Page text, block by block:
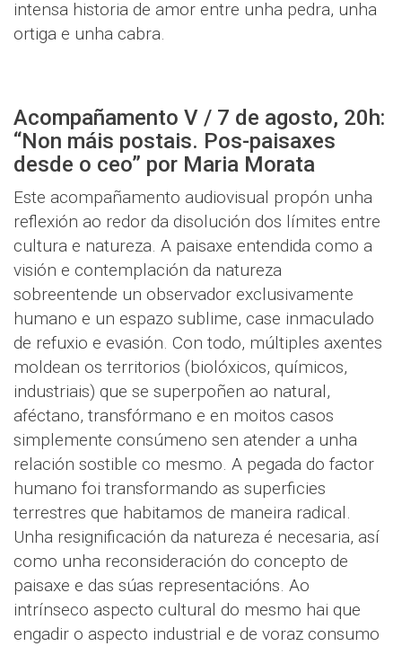
intensa historia de amor entre unha pedra, unha
ortiga e unha cabra.
Acompañamento V / 7 de agosto, 20h:
“Non máis postais. Pos-paisaxes
desde o ceo” por Maria Morata
Este acompañamento audiovisual propón unha
reflexión ao redor da disolución dos límites entre
cultura e natureza. A paisaxe entendida como a
visión e contemplación da natureza
sobreentende un observador exclusivamente
humano e un espazo sublime, case inmaculado
de refuxio e evasión. Con todo, múltiples axentes
moldean os territorios (biolóxicos, químicos,
industriais) que se superpoñen ao natural,
aféctano, transfórmano e en moitos casos
simplemente consúmeno sen atender a unha
relación sostible co mesmo. A pegada do factor
humano foi transformando as superficies
terrestres que habitamos de maneira radical.
Unha resignificación da natureza é necesaria, así
como unha reconsideración do concepto de
paisaxe e das súas representacións. Ao
intrínseco aspecto cultural do mesmo hai que
engadir o aspecto industrial e de voraz consumo